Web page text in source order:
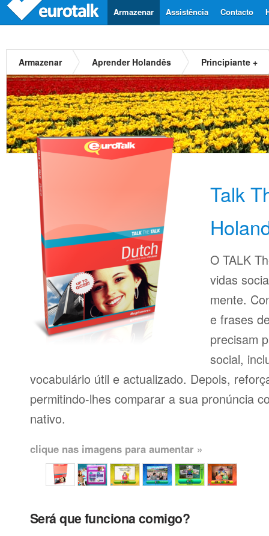
Contacto
Assistência
Armazenar
Armazenar Aprender Holandês Principiante +
Talk
O TALK
vidas
mente.
e frases
precisam
social,
vocabulário útil e actualizado. Depois,
permitindo-lhes comparar a sua pronúncia
nativo.
clique nas imagens para aumentar »
Será que funciona comigo?